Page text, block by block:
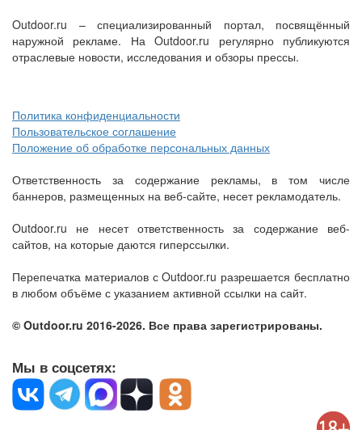
Outdoor.ru – специализированный портал, посвящённый
наружной рекламе. На Outdoor.ru регулярно публикуются
отраслевые новости, исследования и обзоры прессы.
Политика конфиденциальности
Пользовательское соглашение
Положение об обработке персональных данных
Ответственность за содержание рекламы, в том числе
баннеров, размещенных на веб-сайте, несет рекламодатель.
Outdoor.ru не несет ответственность за содержание веб-
сайтов, на которые даются гиперссылки.
Перепечатка материалов с Outdoor.ru разрешается бесплатно
в любом объёме с указанием активной ссылки на сайт.
© Outdoor.ru 2016-2026. Все права зарегистрированы.
Мы в соцсетях: